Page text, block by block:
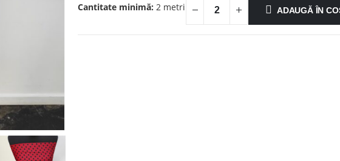
Cantitate minimă: 2 metri ADAUGĂ ÎN